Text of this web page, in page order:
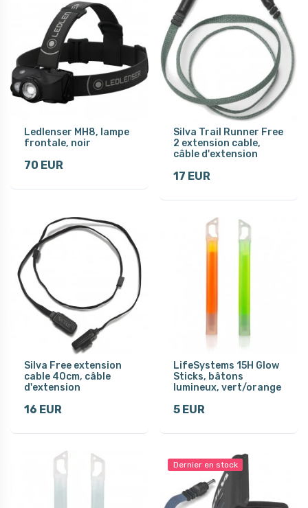
Ledlenser MH8, lampe
frontale, noir
70 EUR
Silva Trail Runner Free
2 extension cable,
câble d'extension
17 EUR
Silva Free extension
cable 40cm, câble
d'extension
16 EUR
LifeSystems 15H Glow
Sticks, bâtons
lumineux, vert/orange
5 EUR
Dernier en stock